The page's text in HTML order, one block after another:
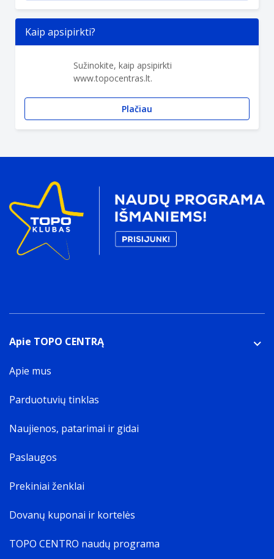
Kaip apsipirkti?
Sužinokite, kaip apsipirkti
www.topocentras.lt.
Plačiau
Apie TOPO CENTRĄ
Apie mus
Parduotuvių tinklas
Naujienos, patarimai ir gidai
Paslaugos
Prekiniai ženklai
Dovanų kuponai ir kortelės
TOPO CENTRO naudų programa